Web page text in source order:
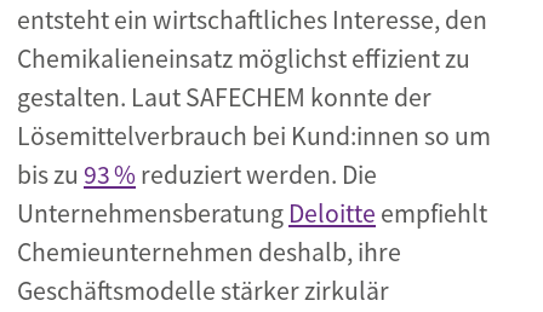
entsteht ein wirtschaftliches Interesse, den
Chemikalieneinsatz möglichst effizient zu
gestalten. Laut SAFECHEM konnte der
Lösemittelverbrauch bei Kund:innen so um
bis zu 93 %reduziert werden. Die
Unternehmensberatung Deloitte empfiehlt
Chemieunternehmen deshalb, ihre
Geschäftsmodelle stärker zirkulär